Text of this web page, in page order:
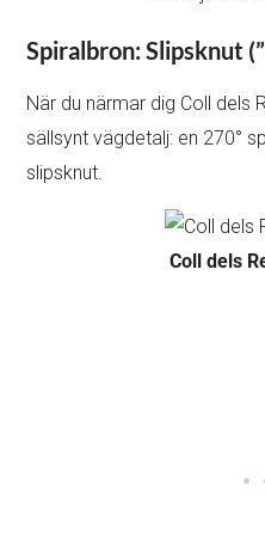
Spiralbron: Slipsknut
När du närmar dig Coll dels
sällsynt vägdetalj: en 270°
slipsknut.
Coll dels